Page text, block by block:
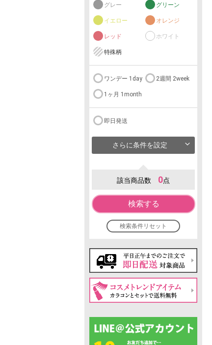
グレー グリーン
イエロー オレンジ
レッド ホワイト
特殊柄
ワンデー 1day 2週間 2week
1ヶ月 1month
即日発送
さらに条件を設定
該当商品数 0点
検索する
検索条件リセット